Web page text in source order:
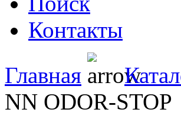
Контакты
Главная
NN ODOR-STOP